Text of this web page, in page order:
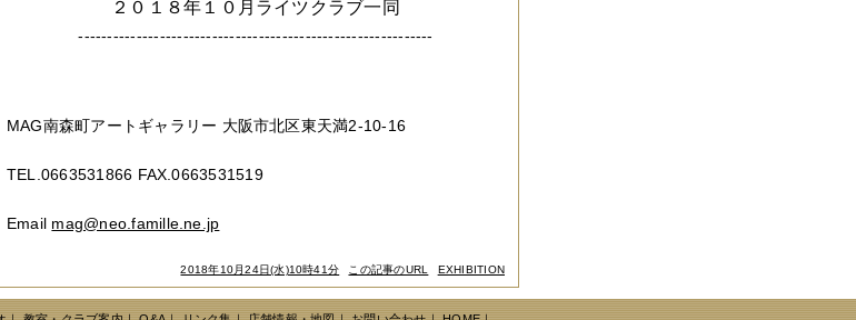
２０１８年１０月 ライツクラブ一同
-------------------------------------------------------------
MAG南森町アートギャラリー 大阪市北区東天満2-10-16
TEL.0663531866 FAX.0663531519
Email mag@neo.famille.ne.jp
2018年10月24日(水)10時41分 この記事のURL EXHIBITION